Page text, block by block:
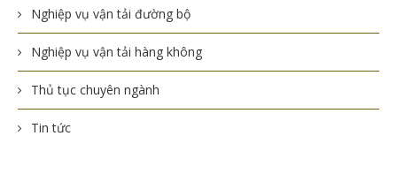
Nghiệp vụ vận tải đường bộ
Nghiệp vụ vận tải hàng không
Thủ tục chuyên ngành
Tin tức